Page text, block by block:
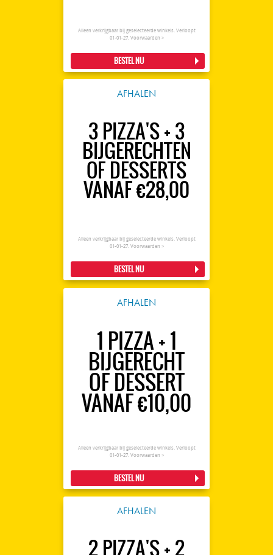
Alleen verkrijgbaar bij geselecteerde winkels. Verloopt
01-01-27. Voorwaarden >
BESTEL NU
AFHALEN
3 PIZZA'S + 3
BIJGERECHTEN
OF DESSERTS
VANAF €28,00
Alleen verkrijgbaar bij geselecteerde winkels. Verloopt
01-01-27. Voorwaarden >
BESTEL NU
AFHALEN
1 PIZZA + 1
BIJGERECHT
OF DESSERT
VANAF €10,00
Alleen verkrijgbaar bij geselecteerde winkels. Verloopt
01-01-27. Voorwaarden >
BESTEL NU
AFHALEN
2 PIZZA'S + 2